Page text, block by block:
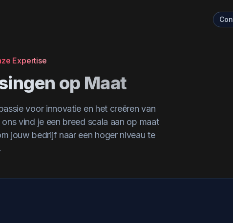
Expertise
op Maat
voor innovatie en het creëren van
vind je een breed scala aan op maat
jouw bedrijf naar een hoger niveau te